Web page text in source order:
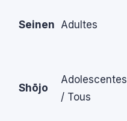
Seinen Adultes
Shōjo
Adolescentes
/ Tous